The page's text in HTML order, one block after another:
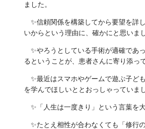
ました。
✨信頼関係を構築してから要望を詳
いから という理由に、確かにと思いま
✨やろうとしている手術が適確であ
るということが、患者さんに寄り添っ
✨最近はスマホやゲームで遊ぶ子ど
を学んでほしいととおっしゃっていまし
✨ 「人生は一度きり」 という言葉を
✨たとえ相性が合わなくても 「修行